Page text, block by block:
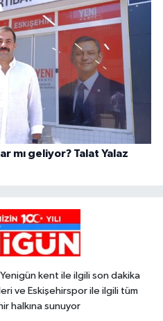
mı geliyor? Talat Yalaz
kent ile ilgili son dakika
ve Eskişehirspor ile ilgili tüm
halkına sunuyor